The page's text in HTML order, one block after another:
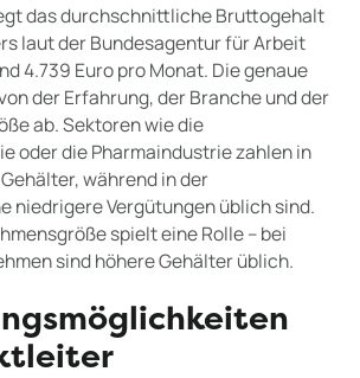
das durchschnittliche Bruttogehalt
laut der Bundesagentur für Arbeit
4.739 Euro pro Monat. Die genaue
der Erfahrung, der Branche und der
ab. Sektoren wie die
oder die Pharmaindustrie zahlen in
während in der
niedrigere Vergütungen üblich sind.
spielt eine Rolle – bei
sind höhere Gehälter üblich.